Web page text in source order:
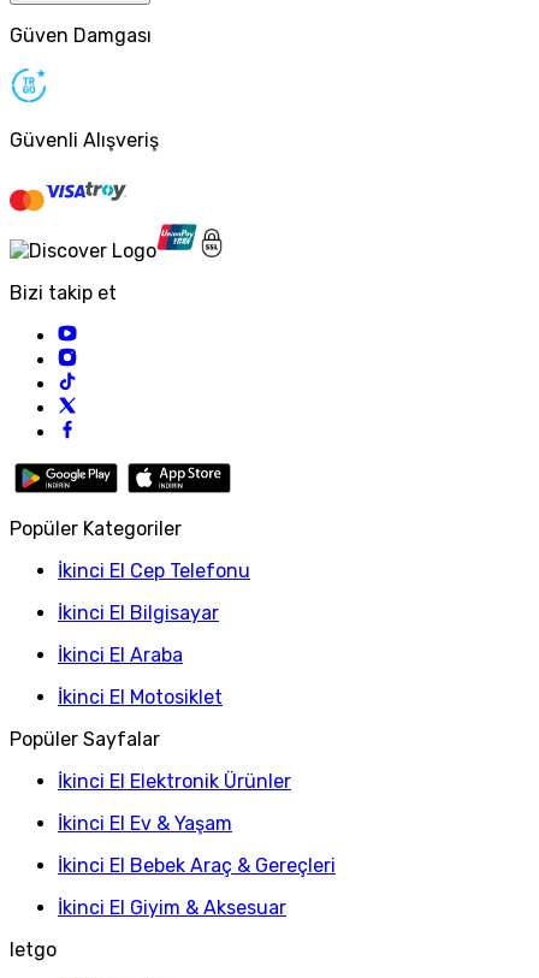
Güven Damgası
Güvenli Alışveriş
Bizi takip et
Popüler Kategoriler
İkinci El Cep Telefonu
İkinci El Bilgisayar
İkinci El Araba
İkinci El Motosiklet
Popüler Sayfalar
İkinci El Elektronik Ürünler
İkinci El Ev & Yaşam
İkinci El Bebek Araç & Gereçleri
İkinci El Giyim & Aksesuar
letgo